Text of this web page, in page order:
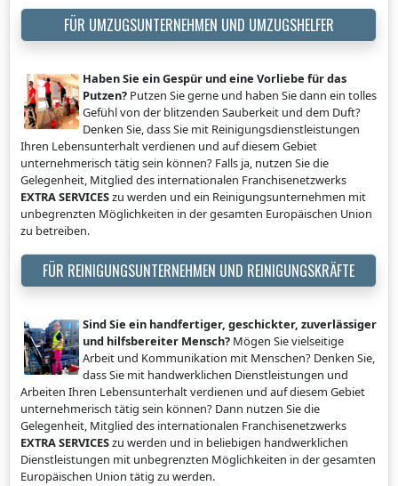
FÜR UMZUGSUNTERNEHMEN UND UMZUGSHELFER
Haben Sie ein Gespür und eine Vorliebe für das
Putzen? Putzen Sie gerne und haben Sie dann ein tolles
Gefühl von der blitzenden Sauberkeit und dem Duft?
Denken Sie, dass Sie mit Reinigungsdienstleistungen
Ihren Lebensunterhalt verdienen und auf diesem Gebiet
unternehmerisch tätig sein können? Falls ja, nutzen Sie die
Gelegenheit, Mitglied des internationalen Franchisenetzwerks
EXTRA SERVICESzu werden und ein Reinigungsunternehmen mit
unbegrenzten Möglichkeiten in der gesamten Europäischen Union
zu betreiben.
FÜR REINIGUNGSUNTERNEHMEN UND REINIGUNGSKRÄFTE
Sind Sie ein handfertiger, geschickter, zuverlässiger
und hilfsbereiter Mensch? Mögen Sie vielseitige
Arbeit und Kommunikation mit Menschen? Denken Sie,
dass Sie mit handwerklichen Dienstleistungen und
Arbeiten Ihren Lebensunterhalt verdienen und auf diesem Gebiet
unternehmerisch tätig sein können? Dann nutzen Sie die
Gelegenheit, Mitglied des internationalen Franchisenetzwerks
EXTRA SERVICESzu werden und in beliebigen handwerklichen
Dienstleistungen mit unbegrenzten Möglichkeiten in der gesamten
Europäischen Union tätig zu werden.